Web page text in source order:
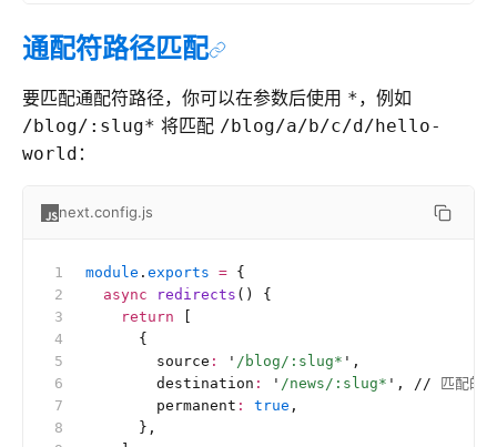
通配符路径匹配
要匹配通配符路径，你可以在参数后使用 *，例如
/blog/:slug* 将匹配 /blog/a/b/c/d/hello-
world ：
next.config.js
module . exports = {
  async
redirects () {
    return
      {
        source
: ' /blog/:slug* ' ,
        destination
: ' /news/:slug* ' , // 匹配的
        permanent
: true ,
      },